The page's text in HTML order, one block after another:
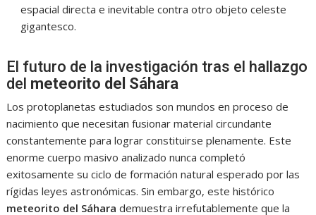
espacial directa e inevitable contra otro objeto celeste
gigantesco.
El futuro de la investigación tras el hallazgo
del meteorito del Sáhara
Los protoplanetas estudiados son mundos en proceso de
nacimiento que necesitan fusionar material circundante
constantemente para lograr constituirse plenamente. Este
enorme cuerpo masivo analizado nunca completó
exitosamente su ciclo de formación natural esperado por las
rígidas leyes astronómicas. Sin embargo, este histórico
meteorito del Sáhara demuestra irrefutablemente que la